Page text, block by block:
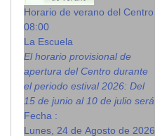
Horario de verano del Centro
08:00
La Escuela
El horario provisional de
apertura del Centro durante
el periodo estival 2026: Del
15 de junio al 10 de julio será
Fecha :
Lunes, 24 de Agosto de 2026